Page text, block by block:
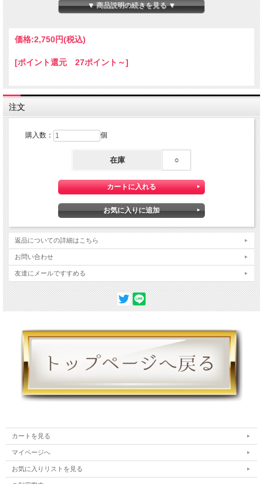
05:ゴールドラメが輝く
華やかで明るい目元に仕上げるライラックピンク <限定色>
［ご使用方法］まぶたに直接塗布してください。
［全成分表］
マー、ジフェニルシロキシフェニルトリメチコン、リンゴ酸ジイソステアリル、キ
ャンデリラロウ炭化水素、マイクロクリスタリンワックス、ダイヤモンド末、アメ
添ヒマシ油、セスキイソステアリン酸ソルビタン、トコフェロール、水酸化Ａｌ、
[＋／－]マイカ、ホウケイ酸（Ｃａ／Ａｌ）、酸化チタン、酸化鉄、黄４
05: 合成フルオロフロゴパイト、トリメチルシロキシケイ酸、メチルトリメチコ
ン、合成ワックス、リンゴ酸ジイソステアリル、（アクリレーツ／アクリル酸ステ
メチコン、マイクロクリスタリンワックス、キャンデリラロウ炭化水素、ダイヤモ
ンド末、アメジスト末、トルマリン、ネフライト末、サンゴ末、パール、ルビー
末、コハク、トコフェロール、水添ヒマシ油、水酸化Ａｌ、セスキイソステアリン
酸ソルビタン、ホウケイ酸（Ｃａ／Ａｌ）、酸化チタン、酸化鉄、赤２０２、グン
▼ 商品説明の続きを見る ▼
価格:2,750円(税込)
[ポイント還元 27ポイント～]
注文
購入数： 個
在庫 ○
返品についての詳細はこちら
お問い合わせ
友達にメールですすめる
カートを見る
マイページへ
お気に入りリストを見る